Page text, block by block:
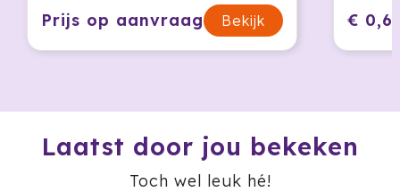
Opinel
Orrefors
Prijs op aanvraag Bekijk €
Laatst door jou bekeken
Toch wel leuk hé!